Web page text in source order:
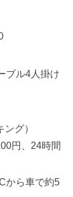
ブル4人掛け
グ）
円、24時間
から車で約5